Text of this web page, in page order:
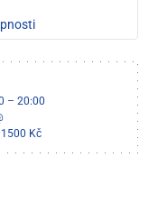
– 20:00
Kč